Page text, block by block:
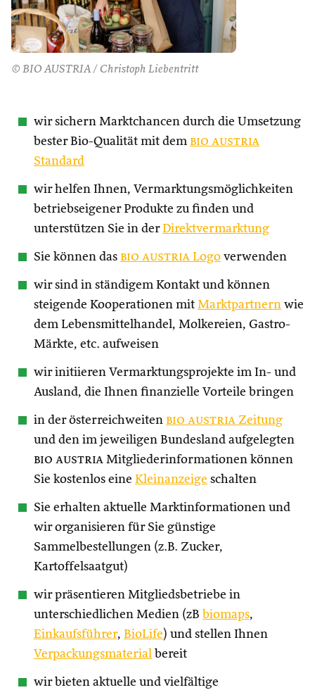
© BIO AUSTRIA / Christoph Liebentritt
wir sichern Marktchancen durch die Umsetzung
bester Bio-Qualität mit dem bio austria
Standard
wir helfen Ihnen, Vermarktungsmöglichkeiten
betriebseigener Produkte zu finden und
unterstützen Sie in derDirektvermarktung
Sie können das bio austria Logo verwenden
wir sind in ständigem Kontakt und können
steigende Kooperationen mit Marktpartnern wie
dem Lebensmittelhandel, Molkereien, Gastro-
Märkte, etc. aufweisen
wir initiieren Vermarktungsprojekte im In- und
Ausland, die Ihnen finanzielle Vorteile bringen
in der österreichweiten bio austria Zeitung
und den im jeweiligen Bundesland aufgelegten
bio austria Mitgliederinformationen können
Sie kostenlos eine Kleinanzeige schalten
Sie erhalten aktuelle Marktinformationen und
wir organisieren für Sie günstige
Sammelbestellungen (z.B. Zucker,
Kartoffelsaatgut)
wir präsentieren Mitgliedsbetriebe in
unterschiedlichen Medien (zB biomaps,
Einkaufsführer, BioLife) und stellen Ihnen
Verpackungsmaterial bereit
wir bieten aktuelle und vielfältige